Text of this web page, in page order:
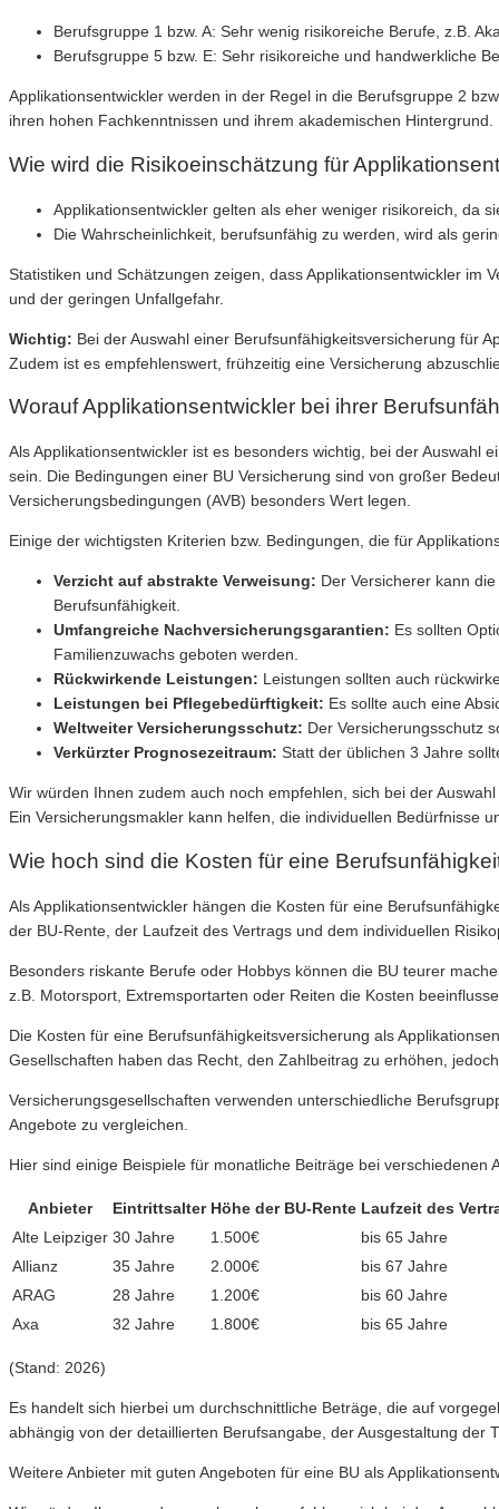
Berufsgruppe 1 bzw. A: Sehr wenig risikoreiche Berufe, z.B.
Berufsgruppe 5 bzw. E: Sehr risikoreiche und handwerkliche
Applikationsentwickler werden in der Regel in die Berufsgruppe 2
ihren hohen Fachkenntnissen und ihrem akademischen Hintergrund.
Wie wird die Risikoeinschätzung für
Applikationsentwickler gelten als eher weniger risikoreich, da
Die Wahrscheinlichkeit, berufsunfähig zu werden, wird als
Statistiken und Schätzungen zeigen, dass Applikationsentwickler im
und der geringen Unfallgefahr.
Wichtig: Bei der Auswahl einer Berufsunfähigkeitsversicherung für
Zudem ist es empfehlenswert, frühzeitig eine Versicherung
Worauf Applikationsentwickler bei ihrer
Als Applikationsentwickler ist es besonders wichtig, bei der
sein. Die Bedingungen einer BU Versicherung sind von großer
Versicherungsbedingungen (AVB) besonders Wert legen.
Einige der wichtigsten Kriterien bzw. Bedingungen, die für
Verzicht auf abstrakte Verweisung: Der Versicherer kann
Berufsunfähigkeit.
Umfangreiche Nachversicherungsgarantien: Es sollten
Familienzuwachs geboten werden.
Rückwirkende Leistungen: Leistungen sollten auch
Leistungen bei Pflegebedürftigkeit: Es sollte auch eine
Weltweiter Versicherungsschutz: Der Versicherungsschutz
Verkürzter Prognosezeitraum: Statt der üblichen 3 Jahre
Wir würden Ihnen zudem auch noch empfehlen, sich bei der
Ein Versicherungsmakler kann helfen, die individuellen Bedürfnisse
Wie hoch sind die Kosten für eine
Als Applikationsentwickler hängen die Kosten für eine
der BU-Rente, der Laufzeit des Vertrags und dem individuellen
Besonders riskante Berufe oder Hobbys können die BU teurer
z.B. Motorsport, Extremsportarten oder Reiten die Kosten
Die Kosten für eine Berufsunfähigkeitsversicherung als
Gesellschaften haben das Recht, den Zahlbeitrag zu erhöhen,
Versicherungsgesellschaften verwenden unterschiedliche
Angebote zu vergleichen.
Hier sind einige Beispiele für monatliche Beiträge bei verschiedenen
Anbieter Eintrittsalter Höhe der BU-Rente Laufzeit des
Alte Leipziger 30 Jahre 1.500€
bis 65 Jahre
Allianz
35 Jahre 2.000€
bis 67 Jahre
ARAG
28 Jahre 1.200€
bis 60 Jahre
Axa
32 Jahre 1.800€ bis 65 Jahre
(Stand: 2026)
Es handelt sich hierbei um durchschnittliche Beträge, die auf
abhängig von der detaillierten Berufsangabe, der Ausgestaltung
Weitere Anbieter mit guten Angeboten für eine BU als